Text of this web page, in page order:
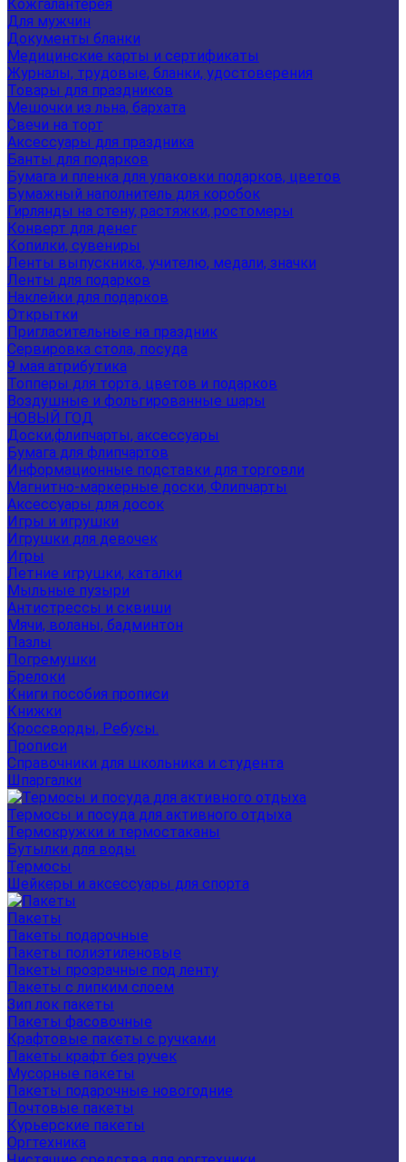
Кожгалантерея
Для мужчин
Документы бланки
Медицинские карты и сертификаты
Журналы, трудовые, бланки, удостоверения
Товары для праздников
Мешочки из льна, бархата
Свечи на торт
Аксессуары для праздника
Банты для подарков
Бумага и пленка для упаковки подарков, цветов
Бумажный наполнитель для коробок
Гирлянды на стену, растяжки, ростомеры
Конверт для денег
Копилки, сувениры
Ленты выпускника, учителю, медали, значки
Ленты для подарков
Наклейки для подарков
Открытки
Пригласительные на праздник
Сервировка стола, посуда
9 мая атрибутика
Топперы для торта, цветов и подарков
Воздушные и фольгированные шары
НОВЫЙ ГОД
Доски,флипчарты, аксессуары
Бумага для флипчартов
Информационные подставки для торговли
Магнитно-маркерные доски, Флипчарты
Аксессуары для досок
Игры и игрушки
Игрушки для девочек
Игры
Летние игрушки, каталки
Мыльные пузыри
Антистрессы и сквиши
Мячи, воланы, бадминтон
Пазлы
Погремушки
Брелоки
Книги пособия прописи
Книжки
Кроссворды, Ребусы.
Прописи
Справочники для школьника и студента
Шпаргалки
Термосы и посуда для активного отдыха
Термокружки и термостаканы
Бутылки для воды
Термосы
Шейкеры и аксессуары для спорта
Пакеты
Пакеты подарочные
Пакеты полиэтиленовые
Пакеты прозрачные под ленту
Пакеты с липким слоем
Зип лок пакеты
Пакеты фасовочные
Крафтовые пакеты с ручками
Пакеты крафт без ручек
Мусорные пакеты
Пакеты подарочные новогодние
Почтовые пакеты
Курьерские пакеты
Оргтехника